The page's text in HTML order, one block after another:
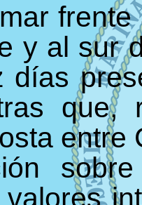
y al sur
días
que,
entre